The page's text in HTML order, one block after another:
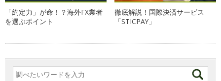
「約定力」が命！？海外FX業者
を選ぶポイント
徹底解説！国際決済サービス
「STICPAY」